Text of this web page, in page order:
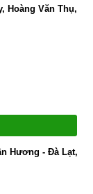
Hoàng Văn Thụ,
Hương - Đà Lạt,